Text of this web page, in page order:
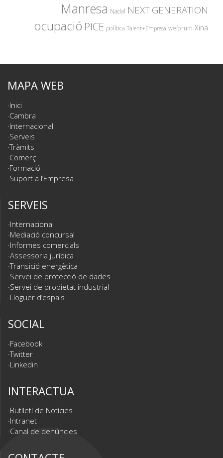
Manresa Nadal NEXT GENERATION
ocupació PICE política Talent+Empresa weforum Xina
MAPA WEB
Inici
Cambra
Internacional
Serveis
Tràmits
Comerç
Formació
Suport a l’Empresa
SERVEIS
Internacional
Mediació concursal
Informes comercials
Assessoria jurídica
Transició energètica
Servei de protecció de dades
Servei de propietat industrial
Lloguer d’espais
SOCIAL
Facebook
Twitter
Linkedin
INTERACTUA
Butlletí de Notícies
Intranet
Canal de denúncies